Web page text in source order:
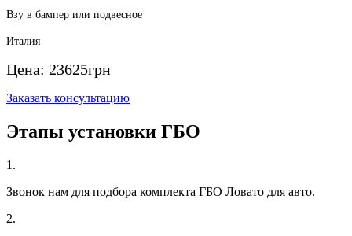
Взу в бампер или подвесное
Италия
Цена: 23625грн
Заказать консультацию
Этапы установки ГБО
1.
Звонок нам для подбора комплекта ГБО Ловато для авто.
2.